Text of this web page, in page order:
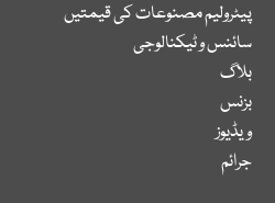
پیٹرولیم مصنوعات کی قیمتیں
سائنس و ٹیکنالوجی
بلاگ
بزنس
ویڈیوز
جرائم